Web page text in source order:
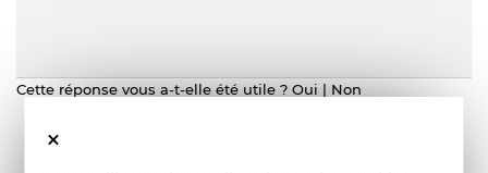
Cette réponse vous a-t-elle été utile ? Oui | Non